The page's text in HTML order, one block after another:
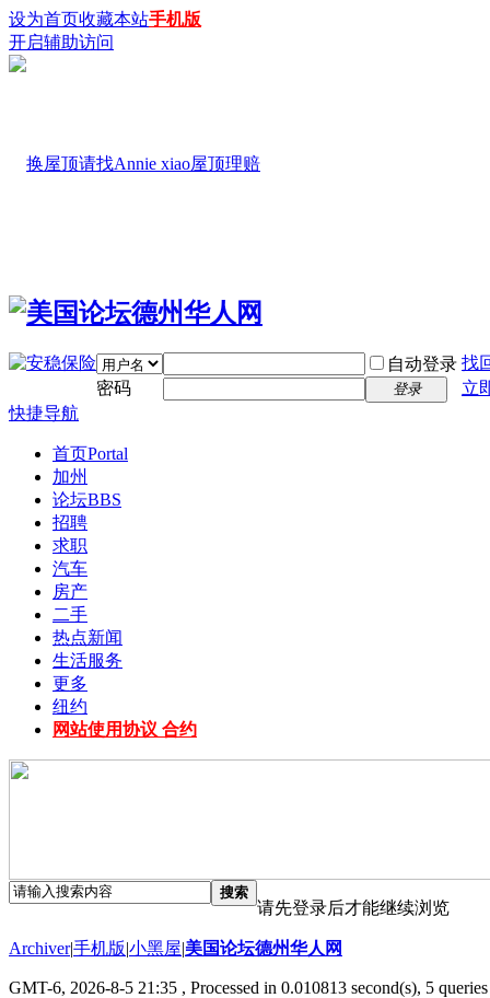
设为首页收藏本站手机版
开启辅助访问
自动登录 找
密码
登录
立
快捷导航
首页Portal
加州
论坛BBS
招聘
求职
汽车
房产
二手
热点新闻
生活服务
更多
纽约
网站使用协议 合约
搜索
请先登录后才能继续浏览
Archiver|手机版|小黑屋|美国论坛德州华人网
GMT-6, 2026-8-5 21:35 , Processed in 0.010813 second(s), 5